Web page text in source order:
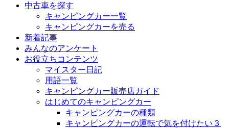
中古車を探す
キャンピングカー一覧
キャンピングカーを売る
新着記事
みんなのアンケート
お役立ちコンテンツ
マイスター日記
用語一覧
キャンピングカー販売店ガイド
はじめてのキャンピングカー
キャンピングカーの種類
キャンピングカーの運転で気を付けたい３